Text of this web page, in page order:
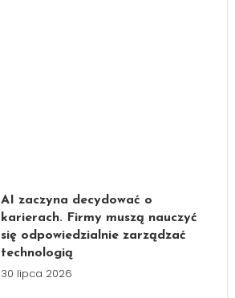
AI zaczyna decydować o
karierach. Firmy muszą nauczyć
się odpowiedzialnie zarządzać
technologią
30 lipca 2026